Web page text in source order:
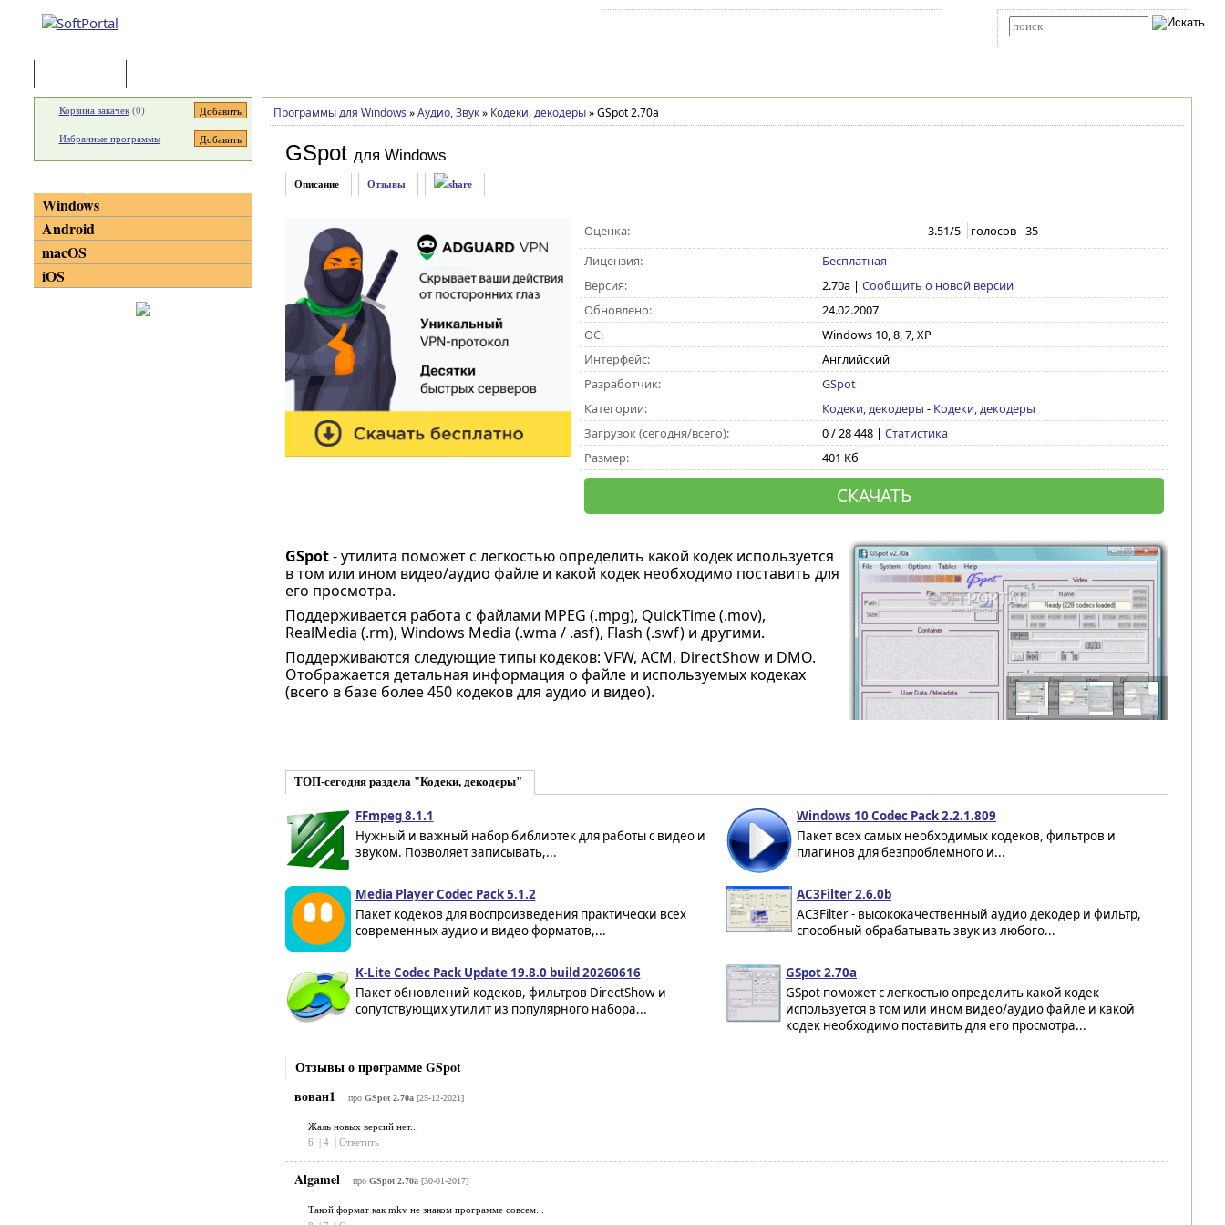
Программы для Windows » Аудио, Звук » Кодеки, декодеры »GSpot 2.70a
GSpot для Windows
Описание Отзывы
Оценка: 3.51/5 голосов -35
Лицензия:
Бесплатная
Версия:
2.70a| Сообщить о новой версии
Обновлено:
24.02.2007
ОС:
Windows 10, 8, 7, XP
Интерфейс:
Английский
Разработчик:
GSpot
Категории:
Кодеки, декодеры - Кодеки, декодеры
Загрузок (сегодня/всего):
0 / 28 448 | Статистика
Размер:
401 Кб
СКАЧАТЬ
GSpot- утилита поможет с легкостью определить какой кодек используется
в том или ином видео/аудио файле и какой кодек необходимо поставить для
его просмотра.
Поддерживается работа с файлами MPEG (.mpg), QuickTime (.mov),
RealMedia (.rm), Windows Media (.wma / .asf), Flash (.swf) и другими.
Поддерживаются следующие типы кодеков: VFW, ACM, DirectShow и DMO.
Отображается детальная информация о файле и используемых кодеках
(всего в базе более 450 кодеков для аудио и видео).
ТОП-сегодня раздела "Кодеки, декодеры"
FFmpeg 8.1.1
Нужный и важный набор библиотек для работы с видео и
звуком. Позволяет записывать,...
Windows 10 Codec Pack 2.2.1.809
Пакет всех самых необходимых кодеков, фильтров и
плагинов для безпроблемного и...
Media Player Codec Pack 5.1.2
Пакет кодеков для воспроизведения практически всех
современных аудио и видео форматов,...
AC3Filter 2.6.0b
AC3Filter - высококачественный аудио декодер и фильтр,
способный обрабатывать звук из любого...
K-Lite Codec Pack Update 19.8.0 build 20260616
Пакет обновлений кодеков, фильтров DirectShow и
сопутствующих утилит из популярного набора...
GSpot 2.70a
GSpot поможет с легкостью определить какой кодек
используется в том или ином видео/аудио файле и какой
кодек необходимо поставить для его просмотра...
Отзывы о программе GSpot
вован1
про GSpot 2.70a[25-12-2021]
Жаль новых версий нет...
6
4 Ответить
Algamel про GSpot 2.70a[30-01-2017]
Такой формат как mkv не знаком программе совсем...
Корзина закачек(0)
Избранные программы
Windows
Android
macOS
iOS